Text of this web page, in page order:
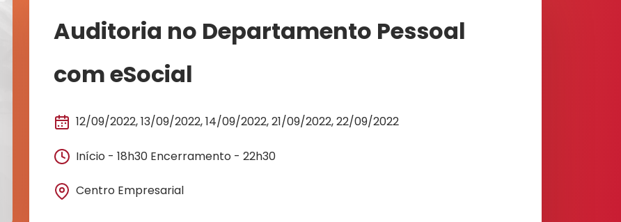
Auditoria no Departamento Pessoal
com eSocial
12/09/2022, 13/09/2022, 14/09/2022, 21/09/2022, 22/09/2022
Início - 18h30 Encerramento - 22h30
Centro Empresarial